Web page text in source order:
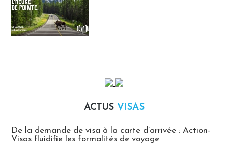
ACTUS VISAS
De la demande de visa à la carte d’arrivée : Action-
Visas fluidifie les formalités de voyage